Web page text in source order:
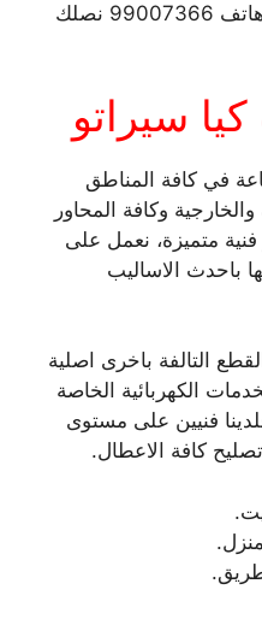
في الكويت فقط اتصل على هاتف 99007366 نصلك
سيراتو
متاحة على مدار 24 ساعة في كافة المناطق
وكافة المحاور
متميزة، نعمل على
باحدث الاساليب
التالفة باخرى اصلية
الكهربائية الخاصة
فنيين على مستوى
كافة الاعطال.